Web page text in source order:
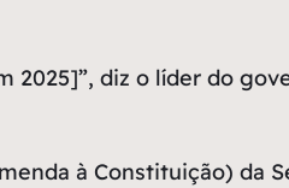
diz o líder do
à Constituição) da